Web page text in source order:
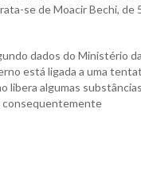
se de Moacir Bechi, de
dados do Ministério da
está ligada a uma
libera algumas substâncias
consequentemente